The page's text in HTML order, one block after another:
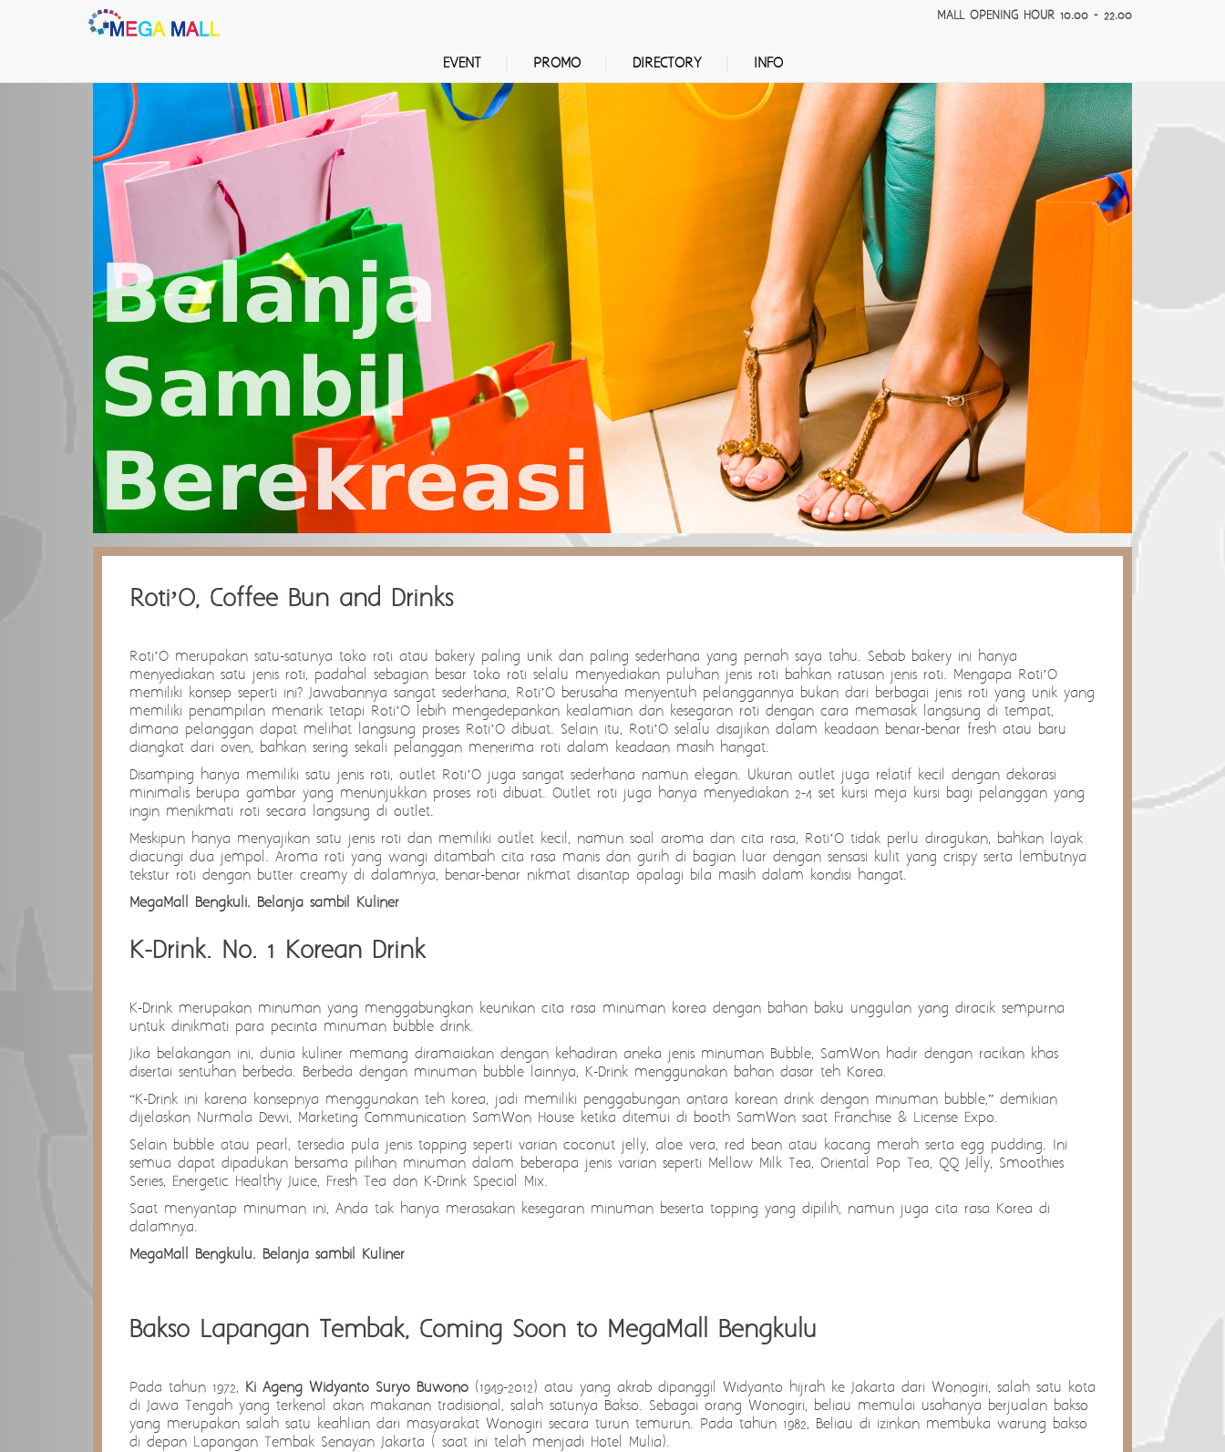
MALL OPENING HOUR 10.00 - 22.00
EVENT PROMO DIRECTORY INFO
Roti’O, Coffee Bun and Drinks
Roti’O merupakan satu-satunya toko roti atau bakery paling unik dan paling sederhana yang pernah saya tahu. Sebab bakery ini hanya
menyediakan satu jenis roti, padahal sebagian besar toko roti selalu menyediakan puluhan jenis roti bahkan ratusan jenis roti. Mengapa Roti’O
memiliki konsep seperti ini? Jawabannya sangat sederhana, Roti’O berusaha menyentuh pelanggannya bukan dari berbagai jenis roti yang unik yang
memiliki penampilan menarik tetapi Roti’O lebih mengedepankan kealamian dan kesegaran roti dengan cara memasak langsung di tempat,
dimana pelanggan dapat melihat langsung proses Roti’O dibuat. Selain itu, Roti’O selalu disajikan dalam keadaan benar-benar fresh atau baru
diangkat dari oven, bahkan sering sekali pelanggan menerima roti dalam keadaan masih hangat.
Disamping hanya memiliki satu jenis roti, outlet Roti’O juga sangat sederhana namun elegan. Ukuran outlet juga relatif kecil dengan dekorasi
minimalis berupa gambar yang menunjukkan proses roti dibuat. Outlet roti juga hanya menyediakan 2-4 set kursi meja kursi bagi pelanggan yang
ingin menikmati roti secara langsung di outlet.
Meskipun hanya menyajikan satu jenis roti dan memiliki outlet kecil, namun soal aroma dan cita rasa, Roti’O tidak perlu diragukan, bahkan layak
diacungi dua jempol. Aroma roti yang wangi ditambah cita rasa manis dan gurih di bagian luar dengan sensasi kulit yang crispy serta lembutnya
tekstur roti dengan butter creamy di dalamnya, benar-benar nikmat disantap apalagi bila masih dalam kondisi hangat.
MegaMall Bengkuli. Belanja sambil Kuliner
K-Drink. No. 1 Korean Drink
K-Drink merupakan minuman yang menggabungkan keunikan cita rasa minuman korea dengan bahan baku unggulan yang diracik sempurna
untuk dinikmati para pecinta minuman bubble drink.
Jika belakangan ini, dunia kuliner memang diramaiakan dengan kehadiran aneka jenis minuman Bubble, SamWon hadir dengan racikan khas
disertai sentuhan berbeda. Berbeda dengan minuman bubble lainnya, K-Drink menggunakan bahan dasar teh Korea.
“K-Drink ini karena konsepnya menggunakan teh korea, jadi memiliki penggabungan antara korean drink dengan minuman bubble,” demikian
dijelaskan Nurmala Dewi, Marketing Communication SamWon House ketika ditemui di booth SamWon saat Franchise & License Expo.
Selain bubble atau pearl, tersedia pula jenis topping seperti varian coconut jelly, aloe vera, red bean atau kacang merah serta egg pudding. Ini
semua dapat dipadukan bersama pilihan minuman dalam beberapa jenis varian seperti Mellow Milk Tea, Oriental Pop Tea, QQ Jelly, Smoothies
Series, Energetic Healthy Juice, Fresh Tea dan K-Drink Special Mix.
Saat menyantap minuman ini, Anda tak hanya merasakan kesegaran minuman beserta topping yang dipilih, namun juga cita rasa Korea di
dalamnya.
MegaMall Bengkulu. Belanja sambil Kuliner
Bakso Lapangan Tembak, Coming Soon to MegaMall Bengkulu
Pada tahun 1972, Ki Ageng Widyanto Suryo Buwono (1949-2012) atau yang akrab dipanggil Widyanto hijrah ke Jakarta dari Wonogiri, salah satu kota
di Jawa Tengah yang terkenal akan makanan tradisional, salah satunya Bakso. Sebagai orang Wonogiri, beliau memulai usahanya berjualan bakso
yang merupakan salah satu keahlian dari masyarakat Wonogiri secara turun temurun. Pada tahun 1982, Beliau di izinkan membuka warung bakso
di depan Lapangan Tembak Senayan Jakarta ( saat ini telah menjadi Hotel Mulia).